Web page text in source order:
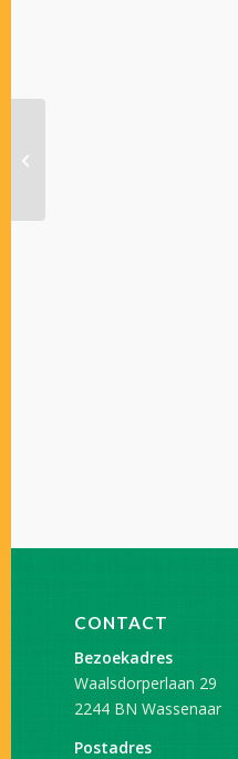
CONTACT
Bezoekadres
Waalsdorperlaan 29
2244 BN Wassenaar
Postadres